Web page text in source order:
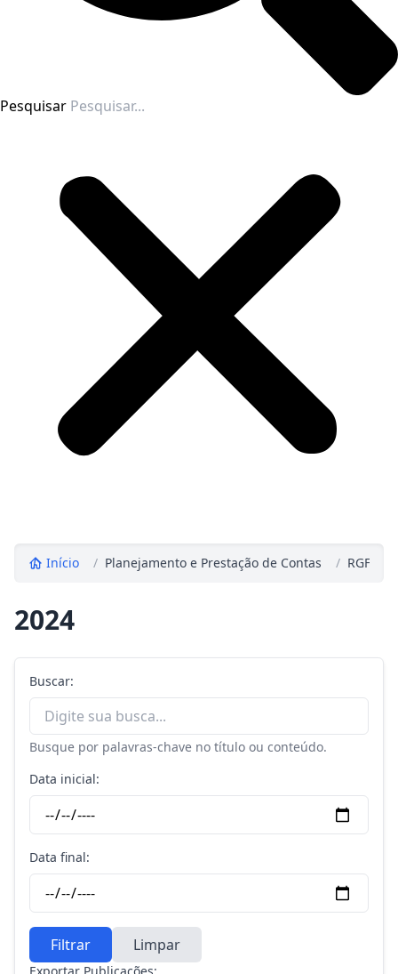
Pesquisar
Início / Planejamento e Prestação de Contas / RGF -
2024
Buscar:
Busque por palavras-chave no título ou conteúdo.
Data inicial:
Data final:
Filtrar Limpar